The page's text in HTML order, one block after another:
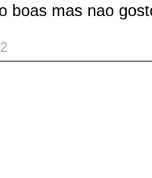
boas mas nao